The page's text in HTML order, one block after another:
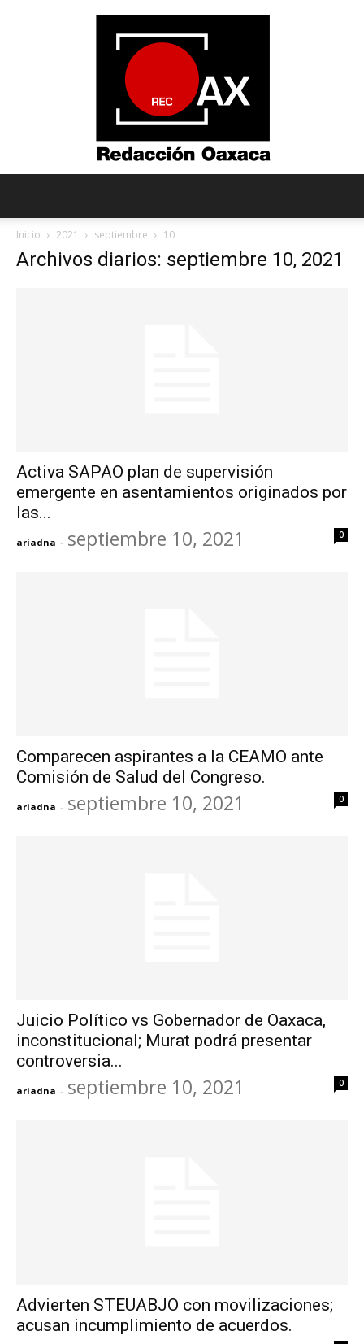
Inicio 2021 septiembre 10
Archivos diarios: septiembre 10, 2021
Activa SAPAO plan de supervisión
emergente en asentamientos originados por
las...
ariadna - septiembre 10, 2021 0
Comparecen aspirantes a la CEAMO ante
Comisión de Salud del Congreso.
ariadna - septiembre 10, 2021 0
Juicio Político vs Gobernador de Oaxaca,
inconstitucional; Murat podrá presentar
controversia...
ariadna - septiembre 10, 2021 0
Advierten STEUABJO con movilizaciones;
acusan incumplimiento de acuerdos.